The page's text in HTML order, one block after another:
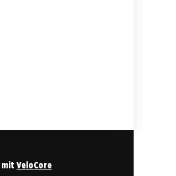
mitVeloCore